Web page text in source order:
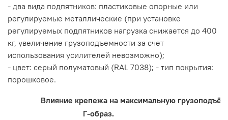
- два вида подпятников: пластиковые опорные или
регулируемые металлические (при установке
регулируемых подпятников нагрузка снижается до 400
кг, увеличение грузоподъемности за счет
использования усилителей невозможно);
- цвет: серый полуматовый (RAL 7038); - тип покрытия:
порошковое.
Влияние крепежа на максимальную
Г-образ.